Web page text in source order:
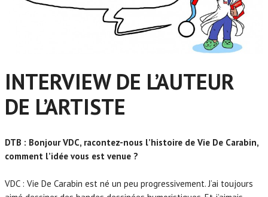
INTERVIEW DE L’AUTEUR
DE L’ARTISTE
DTB : Bonjour VDC, racontez-nous l’histoire de Vie De Carabin,
comment l’idée vous est venue ?
VDC : Vie De Carabin est né un peu progressivement. J’ai toujours